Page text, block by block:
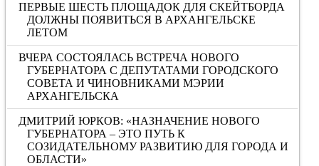
ПЕРВЫЕ ШЕСТЬ ПЛОЩАДОК ДЛЯ СКЕЙТБОРДА
ДОЛЖНЫ ПОЯВИТЬСЯ В АРХАНГЕЛЬСКЕ
ЛЕТОМ
ВЧЕРА СОСТОЯЛАСЬ ВСТРЕЧА НОВОГО
ГУБЕРНАТОРА С ДЕПУТАТАМИ ГОРОДСКОГО
СОВЕТА И ЧИНОВНИКАМИ МЭРИИ
АРХАНГЕЛЬСКА
ДМИТРИЙ ЮРКОВ: «НАЗНАЧЕНИЕ НОВОГО
ГУБЕРНАТОРА – ЭТО ПУТЬ К
СОЗИДАТЕЛЬНОМУ РАЗВИТИЮ ДЛЯ ГОРОДА И
ОБЛАСТИ»